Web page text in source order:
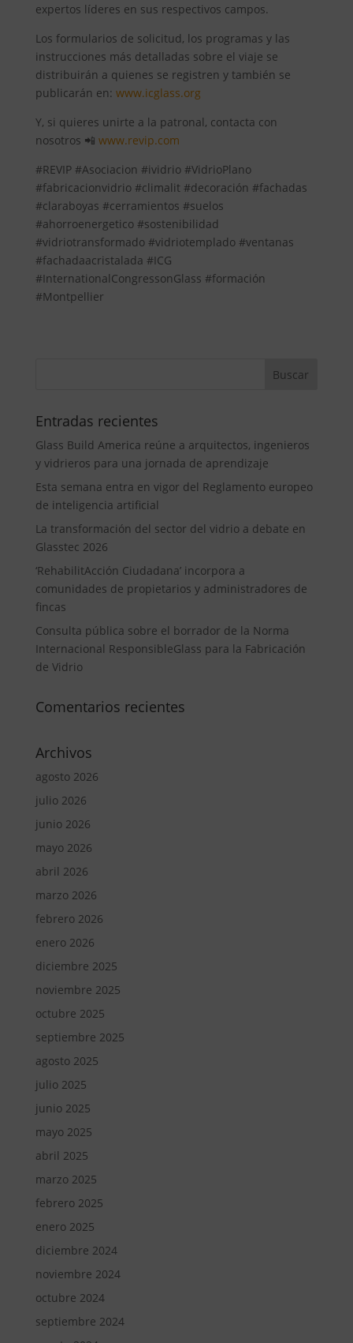
expertos líderes en sus respectivos campos.
Los formularios de solicitud, los programas y las
instrucciones más detalladas sobre el viaje se
distribuirán a quienes se registren y también se
publicarán en: www.icglass.org
Y, si quieres unirte a la patronal, contacta con
nosotros 📲 www.revip.com
#REVIP #Asociacion #ividrio #VidrioPlano
#fabricacionvidrio #climalit #decoración #fachadas
#claraboyas #cerramientos #suelos
#ahorroenergetico #sostenibilidad
#vidriotransformado #vidriotemplado #ventanas
#fachadaacristalada #ICG
#InternationalCongressonGlass #formación
#Montpellier
Entradas recientes
Glass Build America reúne a arquitectos, ingenieros
y vidrieros para una jornada de aprendizaje
Esta semana entra en vigor del Reglamento europeo
de inteligencia artificial
La transformación del sector del vidrio a debate en
Glasstec 2026
‘RehabilitAcción Ciudadana’ incorpora a
comunidades de propietarios y administradores de
fincas
Consulta pública sobre el borrador de la Norma
Internacional ResponsibleGlass para la Fabricación
de Vidrio
Comentarios recientes
Archivos
agosto 2026
julio 2026
junio 2026
mayo 2026
abril 2026
marzo 2026
febrero 2026
enero 2026
diciembre 2025
noviembre 2025
octubre 2025
septiembre 2025
agosto 2025
julio 2025
junio 2025
mayo 2025
abril 2025
marzo 2025
febrero 2025
enero 2025
diciembre 2024
noviembre 2024
octubre 2024
septiembre 2024